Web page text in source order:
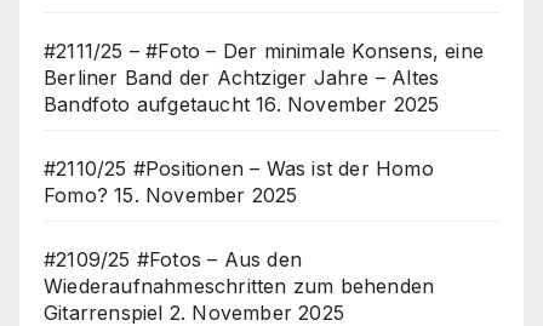
#2111/25 – #Foto – Der minimale Konsens, eine
Berliner Band der Achtziger Jahre – Altes
Bandfoto aufgetaucht 16. November 2025
#2110/25 #Positionen – Was ist der Homo
Fomo? 15. November 2025
#2109/25 #Fotos – Aus den
Wiederaufnahmeschritten zum behenden
Gitarrenspiel 2. November 2025